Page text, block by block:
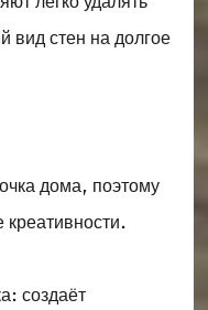
вид стен на долгое
дома, поэтому
создаёт